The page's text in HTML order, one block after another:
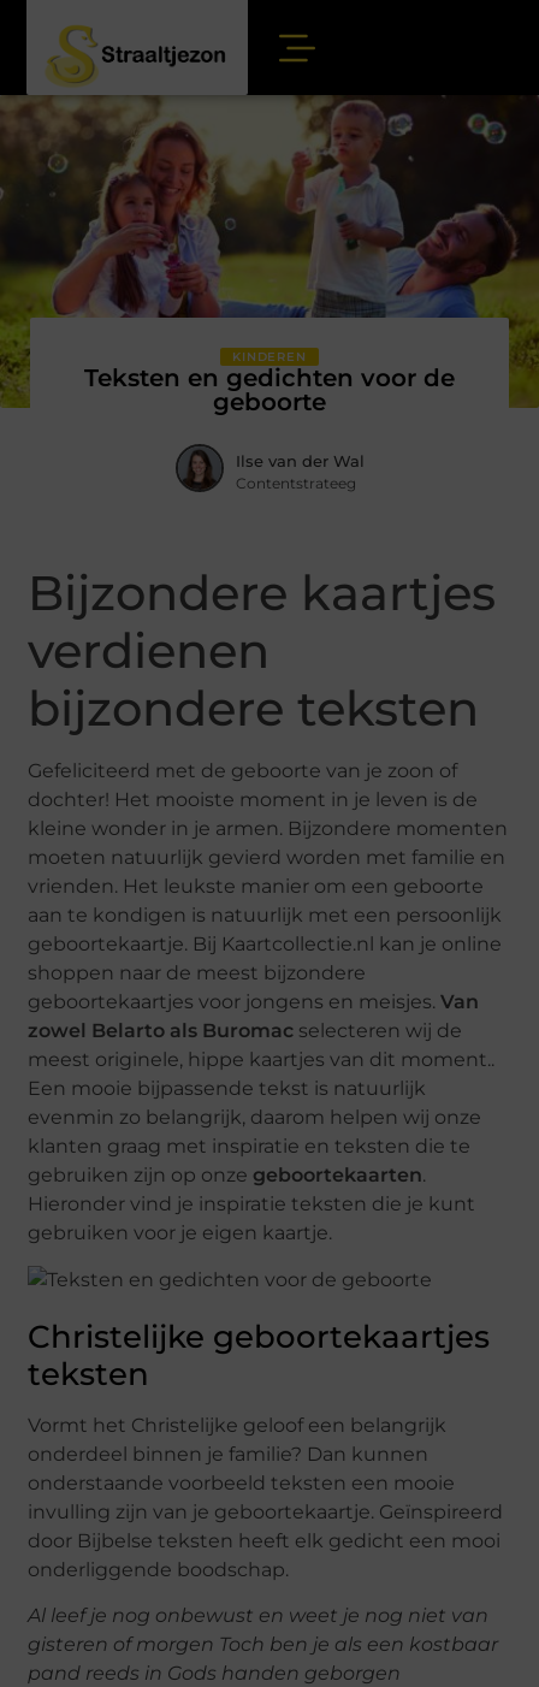
KINDEREN
Teksten en gedichten voor de
geboorte
Ilse van der Wal
Contentstrateeg
Bijzondere kaartjes
verdienen
bijzondere teksten
Gefeliciteerd met de geboorte van je zoon of
dochter! Het mooiste moment in je leven is de
kleine wonder in je armen. Bijzondere momenten
moeten natuurlijk gevierd worden met familie en
vrienden. Het leukste manier om een geboorte
aan te kondigen is natuurlijk met een persoonlijk
geboortekaartje. Bij Kaartcollectie.nl kan je online
shoppen naar de meest bijzondere
geboortekaartjes voor jongens en meisjes.Van
zowel Belarto als Buromac selecteren wij de
meest originele, hippe kaartjes van dit moment..
Een mooie bijpassende tekst is natuurlijk
evenmin zo belangrijk, daarom helpen wij onze
klanten graag met inspiratie en teksten die te
gebruiken zijn op onze geboortekaarten.
Hieronder vind je inspiratie teksten die je kunt
gebruiken voor je eigen kaartje.
Christelijke geboortekaartjes
teksten
Vormt het Christelijke geloof een belangrijk
onderdeel binnen je familie? Dan kunnen
onderstaande voorbeeld teksten een mooie
invulling zijn van je geboortekaartje. Geïnspireerd
door Bijbelse teksten heeft elk gedicht een mooi
onderliggende boodschap.
Al leef je nog onbewust en weet je nog niet van
gisteren of morgen Toch ben je als een kostbaar
pand reeds in Gods handen geborgen